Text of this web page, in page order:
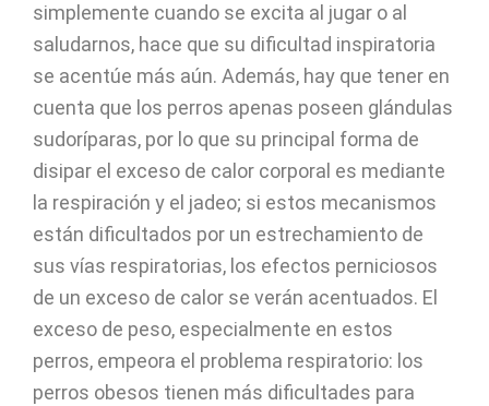
simplemente cuando se excita al jugar o al
saludarnos, hace que su dificultad inspiratoria
se acentúe más aún. Además, hay que tener en
cuenta que los perros apenas poseen glándulas
sudoríparas, por lo que su principal forma de
disipar el exceso de calor corporal es mediante
la respiración y el jadeo; si estos mecanismos
están dificultados por un estrechamiento de
sus vías respiratorias, los efectos perniciosos
de un exceso de calor se verán acentuados. El
exceso de peso, especialmente en estos
perros, empeora el problema respiratorio: los
perros obesos tienen más dificultades para